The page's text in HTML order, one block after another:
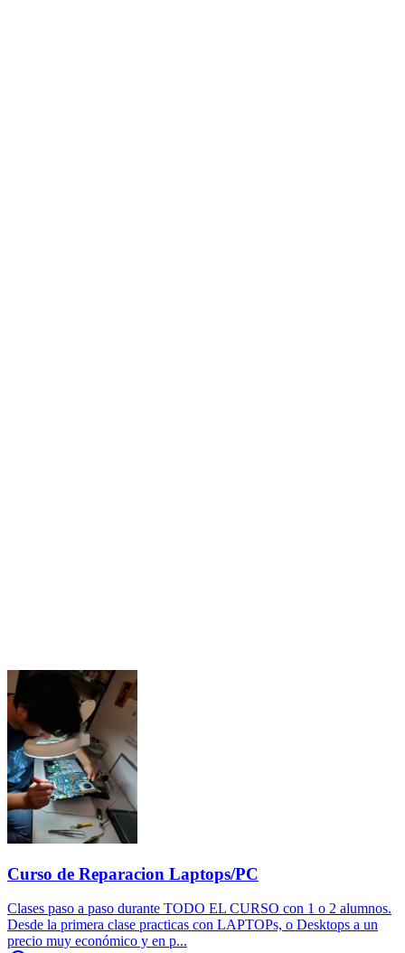
Curso de Reparacion Laptops/PC
Clases paso a paso durante TODO EL CURSO con 1 o 2 alumnos.
Desde la primera clase practicas con LAPTOPs, o Desktops a un
precio muy económico y en p...